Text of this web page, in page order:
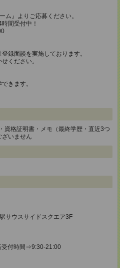
ム』よりご応募ください。
間受付中！
録面談を実施しております。
ください。
きます。
資格証明書・メモ（最終学歴・直近3つ
いません
サウスサイドスクエア3F
付時間⇒9:30-21:00